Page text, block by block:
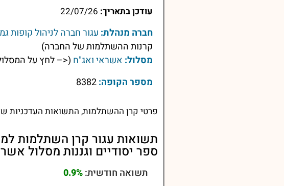
עודכן בתאריך: 22/07/26
חברה מנהלת: עגור חברה לניהול קופות
קרנות ההשתלמות של החברה)
מסלול: אשראי ואג"ח (<– לחץ על
מספר הקופה:
פרטי קרן ההשתלמות, התשואות העדכניות
תשואות עגור קרן השתלמות
ספר יסודיים וגננות מסלול
תשואה חודשית:0.9%